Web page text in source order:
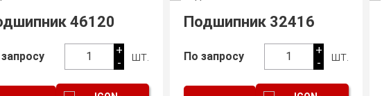
46120
1
+
-
шт.
Подшипник 32416
По запросу 1
+
-
шт.